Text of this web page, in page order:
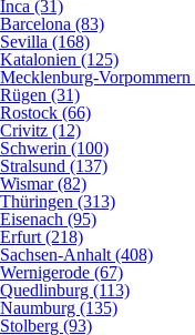
Inca (31)
Barcelona (83)
Sevilla (168)
Katalonien (125)
Mecklenburg-Vorpommern
Rügen (31)
Rostock (66)
Crivitz (12)
Schwerin (100)
Stralsund (137)
Wismar (82)
Thüringen (313)
Eisenach (95)
Erfurt (218)
Sachsen-Anhalt (408)
Wernigerode (67)
Quedlinburg (113)
Naumburg (135)
Stolberg (93)